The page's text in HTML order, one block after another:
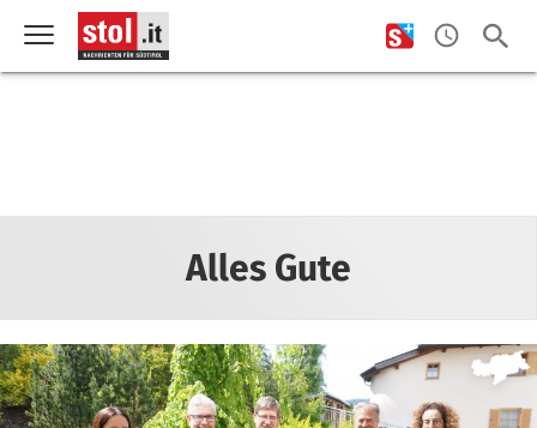
Alles Gute